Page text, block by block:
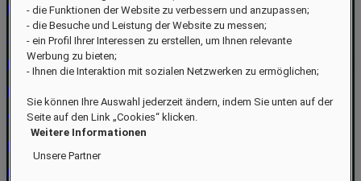
United Kingdom
+44 20 3907 7500
London@Raffles.com
Raffles London at The OWO
Whitehall
London SW1A 2BX
United Kingdom
- die Funktionen der Website zu verbessern und anzupassen;
- die Besuche und Leistung der Website zu messen;
- ein Profil Ihrer Interessen zu erstellen, um Ihnen relevante
Werbung zu bieten;
- Ihnen die Interaktion mit sozialen Netzwerken zu ermöglichen;
Sie können Ihre Auswahl jederzeit ändern, indem Sie unten auf der
Seite auf den Link „Cookies“ klicken.
Weitere Informationen
Unsere Partner